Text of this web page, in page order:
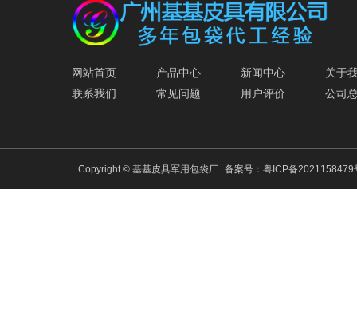
网站首页 产品中心 新闻中心
关于
联系我们
常见问题 用户评价 公司
Copyright © 基基皮具军用包袋厂 备案号： 粤ICP备2021158479